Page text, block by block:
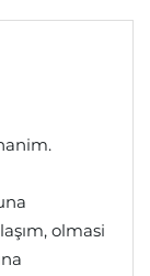
olmasi